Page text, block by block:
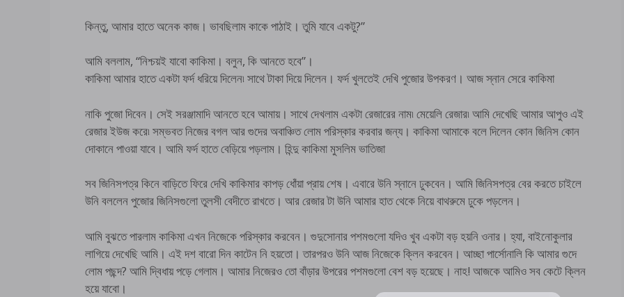
কিন্তু, আমার হাতে অনেক কাজ। ভাবছিলাম কাকে পাঠাই। তুমি যাবে একটু?”
আমি বললাম, “নিশ্চয়ই যাবো কাকিমা। বলুন, কি আনতে হবে”।
কাকিমা আমার হাতে একটা ফর্দ ধরিয়ে দিলেন৷ সাথে টাকা দিয়ে দিলেন। ফর্দ খুলতেই দেখি পুজোর উপকরণ। আজ স্নান সেরে কাকিমা
নাকি পুজো দিবেন। সেই সরঞ্জামাদি আনতে হবে আমায়। সাথে দেখলাম একটা রেজারের নাম৷ মেয়েলি রেজার৷ আমি দেখেছি আমার আপুও এই
রেজার ইউজ করে৷ সম্ভবত নিজের বগল আর গুদের অবাঞ্চিত লোম পরিস্কার করবার জন্য। কাকিমা আমাকে বলে দিলেন কোন জিনিস কোন
দোকানে পাওয়া যাবে। আমি ফর্দ হাতে বেড়িয়ে পড়লাম। হিন্দু কাকিমা মুসলিম ভাতিজা
সব জিনিসপত্র কিনে বাড়িতে ফিরে দেখি কাকিমার কাপড় ধোঁয়া প্রায় শেষ। এবারে উনি স্নানে ঢুকবেন। আমি জিনিসপত্র বের করতে চাইলে
উনি বললেন পুজোর জিনিসগুলো তুলসী বেদীতে রাখতে। আর রেজার টা উনি আমার হাত থেকে নিয়ে বাথরুমে ঢুকে পড়লেন।
আমি বুঝতে পারলাম কাকিমা এখন নিজেকে পরিস্কার করবেন। গুদুসোনার পশমগুলো যদিও খুব একটা বড় হয়নি ওনার। হ্যা, বাইনোকুলার
লাগিয়ে দেখেছি আমি। এই দশ বারো দিন কাটেন নি হয়তো। তারপরও উনি আজ নিজেকে ক্লিন করবেন। আচ্ছা পার্সোনালি কি আমার গুদে
লোম পছন্দ? আমি দ্বিধায় পড়ে গেলাম। আমার নিজেরও তো বাঁড়ার উপরের পশমগুলো বেশ বড় হয়েছে। নাহ! আজকে আমিও সব কেটে ক্লিন
হয়ে যাবো।